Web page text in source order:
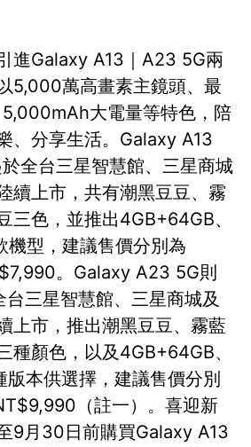
進Galaxy A13｜A23 5G兩
5,000萬高畫素主鏡頭、最
大電量等特色，陪
、分享生活。Galaxy A13
全台三星智慧館、三星商城
續上市，共有潮黑豆豆、霧
三色，並推出4GB+64GB、
機型，建議售價分別為
。Galaxy A23 5G則
三星智慧館、三星商城及
上市，推出潮黑豆豆、霧藍
種顏色，以及4GB+64GB、
版本供選擇，建議售價分別
（註一）。喜迎新
9月30日前購買Galaxy A13